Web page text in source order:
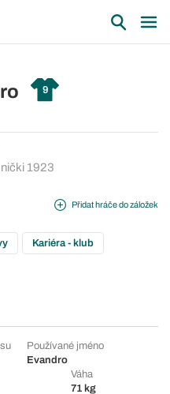
9
1923
Přidat hráče do záložek
Kariéra - klub
Používané jméno
Evandro
Váha
71 kg